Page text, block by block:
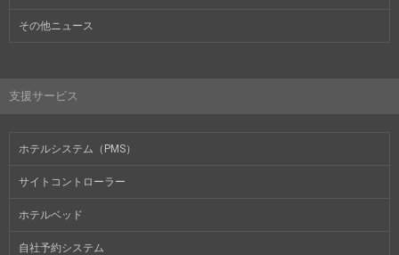
その他ニュース
支援サービス
ホテルシステム（PMS）
サイトコントローラー
ホテルベッド
自社予約システム